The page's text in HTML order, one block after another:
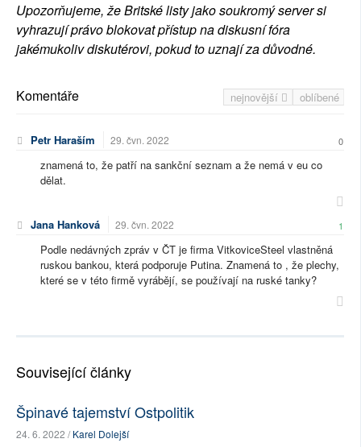
Upozorňujeme, že Britské listy jako soukromý server si
vyhrazují právo blokovat přístup na diskusní fóra
jakémukoliv diskutérovi, pokud to uznají za důvodné.
nejnovější oblíbené
Komentáře
Petr Haraším 29. čvn. 2022 0
znamená to, že patří na sankční seznam a že nemá v eu co
dělat.
Jana Hanková 29. čvn. 2022 1
Podle nedávných zpráv v ČT je firma VitkoviceSteel vlastněná
ruskou bankou, která podporuje Putina. Znamená to , že plechy,
které se v této firmě vyrábějí, se používají na ruské tanky?
Související články
Špinavé tajemství Ostpolitik
24. 6. 2022 /Karel Dolejší